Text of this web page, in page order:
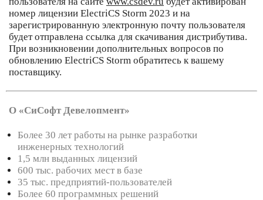
номер лицензии ElectriCS Storm 2023 и на
зарегистрированную электронную почту пользователя
будет отправлена ссылка для скачивания дистрибутива.
При возникновении дополнительных вопросов по
обновлению ElectriCS Storm обратитесь к вашему
поставщику.
О «СиСофт Девелопмент»
Более 30 лет работы на рынке разработки
инженерных технологий
1,5 млн выданных лицензий
600 тыс. рабочих мест в базе
35 тыс. предприятий-пользователей
Более 60 программных решений